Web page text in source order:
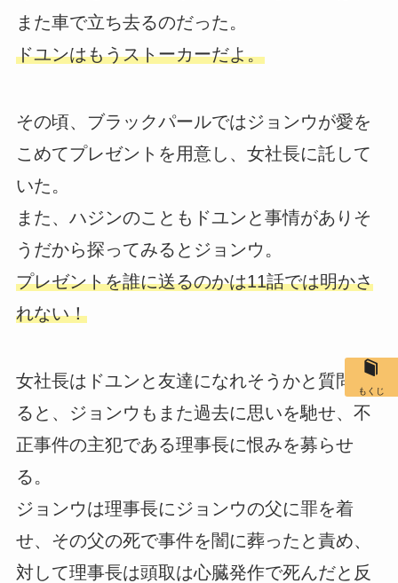
また車で立ち去るのだった。
ドユンはもうストーカーだよ。
その頃、ブラックパールではジョンウが愛を
こめてプレゼントを用意し、女社長に託して
いた。
また、ハジンのこともドユンと事情がありそ
うだから探ってみるとジョンウ。
プレゼントを誰に送るのかは11話では明かさ
れない！
女社長はドユンと友達になれそうかと質問す
ると、ジョンウもまた過去に思いを馳せ、不
正事件の主犯である理事長に恨みを募らせ
る。
ジョンウは理事長にジョンウの父に罪を着
せ、その父の死で事件を闇に葬ったと責め、
対して理事長は頭取は心臓発作で死んだと反
もくじ